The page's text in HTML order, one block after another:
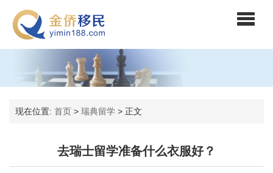
现在位置: 首页 > 瑞典留学 > 正文
去瑞士留学准备什么衣服好？